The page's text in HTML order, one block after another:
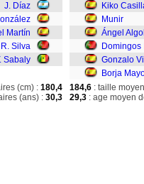
J. Díaz
Martín
R. Silva
Sabaly
Kiko
Munir
Ángel
Domingos
Gonzalo
Borja
(cm) : 180,4
(ans) : 30,3
184,6 : taille
29,3 : age moyen